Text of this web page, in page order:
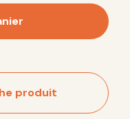
produit